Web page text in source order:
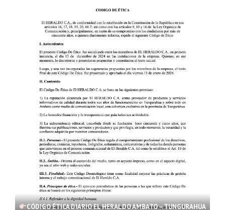
CÓDIGO ÉTICA DIARIO EL HERALDO AMBATO – TUNGURAHUA